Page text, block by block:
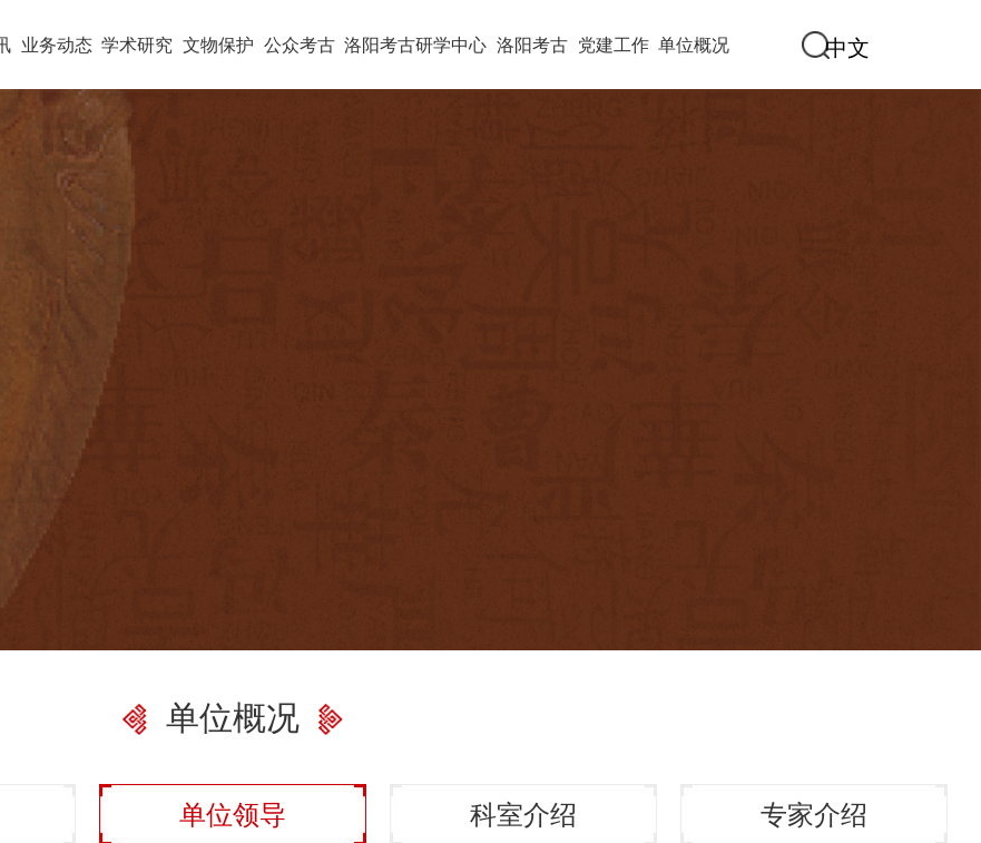
业务动态 学术研究 文物保护 公众考古 洛阳考古研学中心 洛阳考古 党建工作 单位概况
单位概况
单位领导 科室介绍
专家介绍